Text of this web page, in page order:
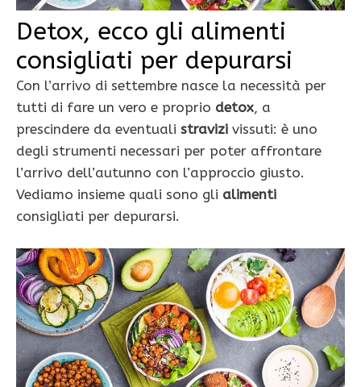
Detox, ecco gli alimenti
consigliati per depurarsi
Con l’arrivo di settembre nasce la necessità per
tutti di fare un vero e proprio detox, a
prescindere da eventuali stravizi vissuti: è uno
degli strumenti necessari per poter affrontare
l’arrivo dell’autunno con l’approccio giusto.
Vediamo insieme quali sono gli alimenti
consigliati per depurarsi.